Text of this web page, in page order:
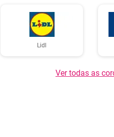
Lidl
Ver todas as